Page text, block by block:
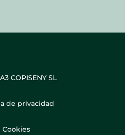
COPISENY SL
de privacidad
Cookies